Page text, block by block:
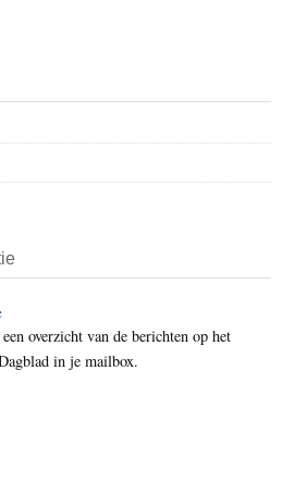
overzicht van de berichten op het
in je mailbox.